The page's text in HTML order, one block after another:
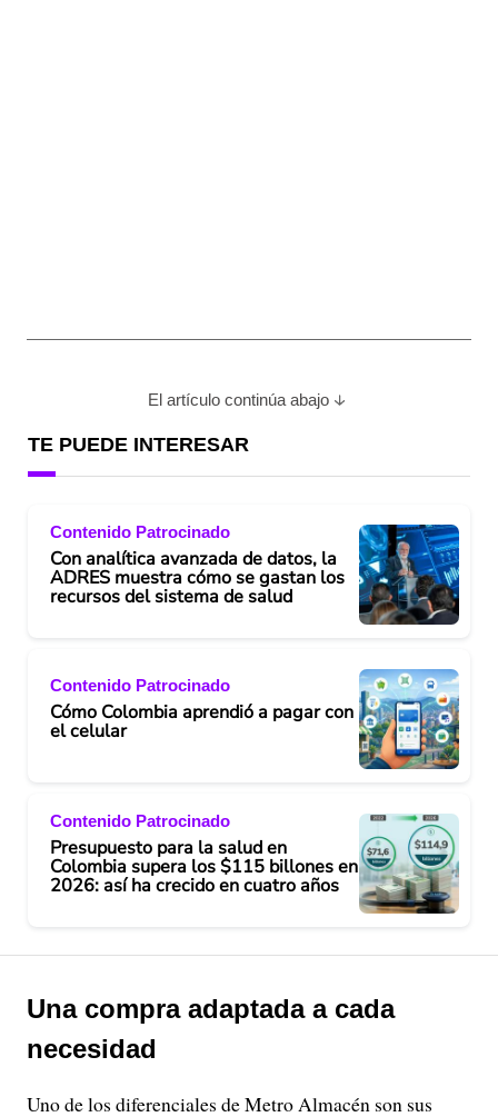
El artículo continúa abajo
TE PUEDE INTERESAR
Contenido Patrocinado
Con analítica avanzada de datos, la
ADRES muestra cómo se gastan los
recursos del sistema de salud
Contenido Patrocinado
Cómo Colombia aprendió a pagar con
el celular
Contenido Patrocinado
Presupuesto para la salud en
Colombia supera los $115 billones en
2026: así ha crecido en cuatro años
Una compra adaptada a cada
necesidad
Uno de los diferenciales de Metro Almacén son sus